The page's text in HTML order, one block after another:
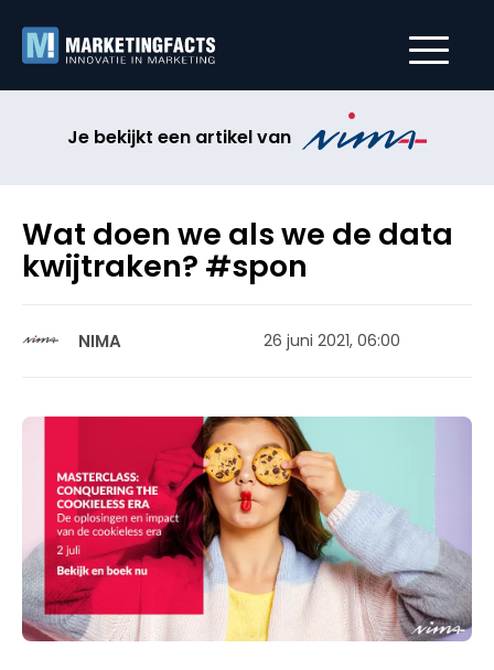
Je bekijkt een artikel van
Wat doen we als we de data
kwijtraken? #spon
NIMA 26 juni 2021, 06:00